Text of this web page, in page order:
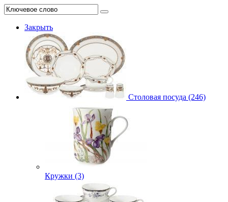
Закрыть
Столовая посуда (246)
Кружки (3)